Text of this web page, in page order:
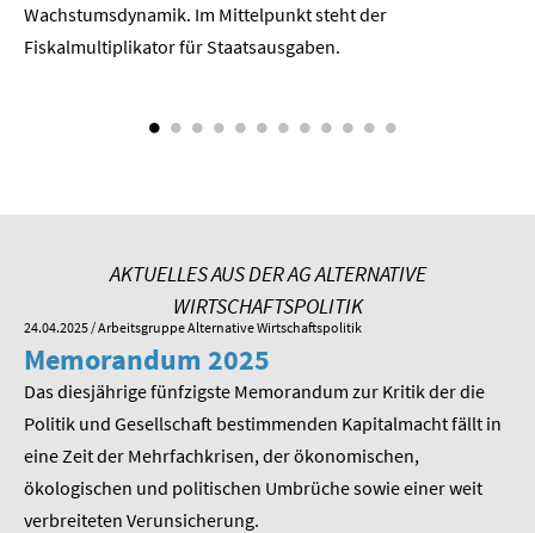
Wachstumsdynamik. Im Mittelpunkt steht der
Fiskalmultiplikator für Staatsausgaben.
AKTUELLES AUS DER AG ALTERNATIVE
WIRTSCHAFTSPOLITIK
24.04.2025 / Arbeitsgruppe Alternative Wirtschaftspolitik
Memorandum 2025
Das diesjährige fünfzigste Memorandum zur Kritik der die
Politik und Gesellschaft bestimmenden Kapitalmacht fällt in
eine Zeit der Mehrfachkrisen, der ökonomischen,
ökologischen und politischen Umbrüche sowie einer weit
verbreiteten Verunsicherung.